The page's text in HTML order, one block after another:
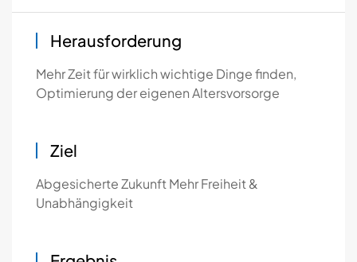
Herausforderung
Mehr Zeit für wirklich wichtige Dinge finden,
Optimierung der eigenen Altersvorsorge
Ziel
Abgesicherte Zukunft Mehr Freiheit &
Unabhängigkeit